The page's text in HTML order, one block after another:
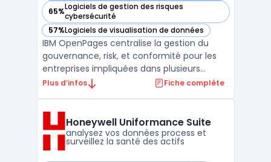
65%Logiciels de gestion des risques
cybersécurité
— voir IBM OpenPages dans cette catégorie
57%Logiciels de visualisation de données
— voir IBM OpenPages dans cette catégorie
IBM OpenPages centralise la gestion du
gouvernance, risk, et conformité pour les
entreprises impliquées dans plusieurs
périmètres réglementaires et métiers. La
la conformité réglementaire aux audits, en
pass ...
Plus d’infos Fiche complète
Honeywell Uniformance Suite
analysez vos données process et
surveillez la santé des actifs